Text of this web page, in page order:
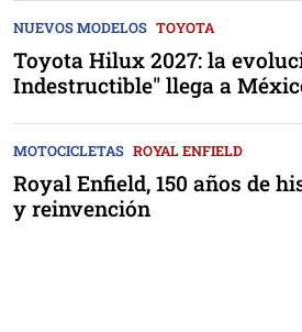
NUEVOS MODELOS TOYOTA
Toyota Hilux 2027: la
Indestructible" llega a
MOTOCICLETAS ROYAL ENFIELD
Royal Enfield, 150 años de
y reinvención